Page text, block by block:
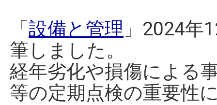
「 設備と管理 」2024年
筆しました。
経年劣化や損傷による
等の定期点検の重要性